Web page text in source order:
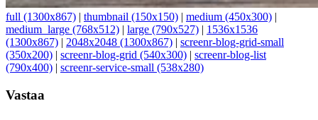
full (1300x867) | thumbnail (150x150) | medium (450x300) |
medium_large (768x512) | large (790x527) | 1536x1536
(1300x867) | 2048x2048 (1300x867) | screenr-blog-grid-small
(350x200) | screenr-blog-grid (540x300) | screenr-blog-list
(790x400) | screenr-service-small (538x280)
Vastaa